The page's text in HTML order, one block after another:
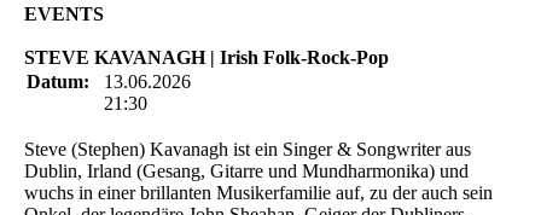
EVENTS
STEVE KAVANAGH | Irish Folk-Rock-Pop
Datum:
13.06.2026
21:30
Steve (Stephen) Kavanagh ist ein Singer & Songwriter aus
Dublin, Irland (Gesang, Gitarre und Mundharmonika) und
wuchs in einer brillanten Musikerfamilie auf, zu der auch sein